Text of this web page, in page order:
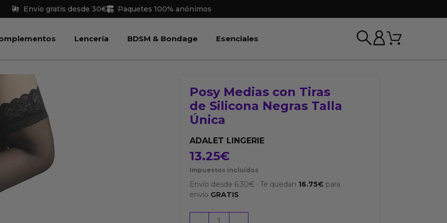
Envío gratis desde 30€ Paquetes 100% anónimos
Juguetes Abrir Complementos
Lencería Abrir Lencería
BDSM & Bondage Abrir BDSM & Bondage
Esenciales Carrito
Posy Medias con Tiras
de Silicona Negras Talla
Única
ADALET LINGERIE
13.25€
Impuestos incluídos
Envío desde 6.30€ ·Te quedan 16.75€ para
envío GRATIS